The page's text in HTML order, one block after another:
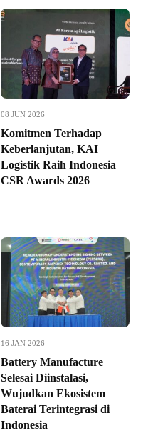
08 JUN 2026
Komitmen Terhadap
Keberlanjutan, KAI
Logistik Raih Indonesia
CSR Awards 2026
16 JAN 2026
Battery Manufacture
Selesai Diinstalasi,
Wujudkan Ekosistem
Baterai Terintegrasi di
Indonesia